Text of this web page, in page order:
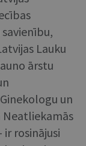
Lauku
ārstu
un
Neatliekamās
rosinājusi